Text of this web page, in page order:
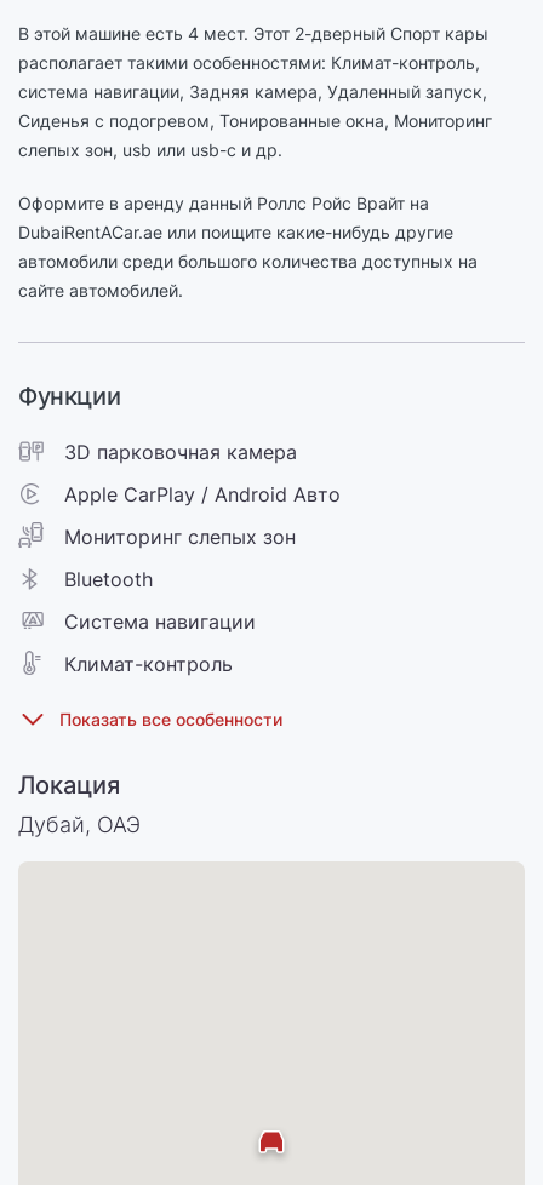
В этой машине есть 4 мест. Этот 2-дверный Спорт кары
располагает такими особенностями: Климат-контроль,
cистема навигации, Задняя камера, Удаленный запуск,
Сиденья с подогревом, Тонированные окна, Мониторинг
слепых зон, usb или usb-c и др.
Оформите в аренду данный Роллс Ройс Врайт на
DubaiRentACar.ae или поищите какие-нибудь другие
автомобили среди большого количества доступных на
сайте автомобилей.
Функции
3D парковочная камера
Apple CarPlay / Android Авто
Мониторинг слепых зон
Bluetooth
Cистема навигации
Климат-контроль
Локация
Дубай, ОАЭ